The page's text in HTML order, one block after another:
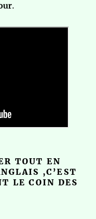
.
TOUT EN
,C’EST
LE COIN DES